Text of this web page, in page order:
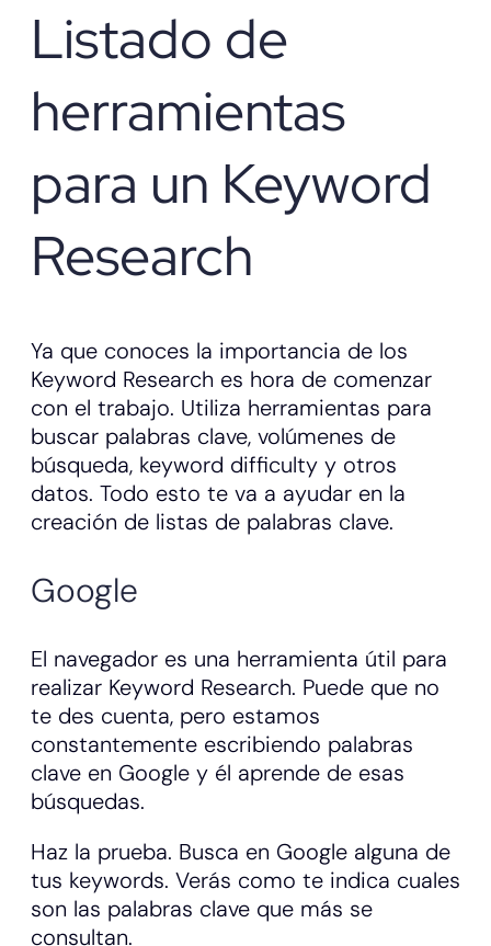
Listado de
herramientas
para un Keyword
Research
Ya que conoces la importancia de los
Keyword Research es hora de comenzar
con el trabajo. Utiliza herramientas para
buscar palabras clave, volúmenes de
búsqueda, keyword difficulty y otros
datos. Todo esto te va a ayudar en la
creación de listas de palabras clave.
Google
El navegador es una herramienta útil para
realizar Keyword Research. Puede que no
te des cuenta, pero estamos
constantemente escribiendo palabras
clave en Google y él aprende de esas
búsquedas.
Haz la prueba. Busca en Google alguna de
tus keywords. Verás como te indica cuales
son las palabras clave que más se
consultan.